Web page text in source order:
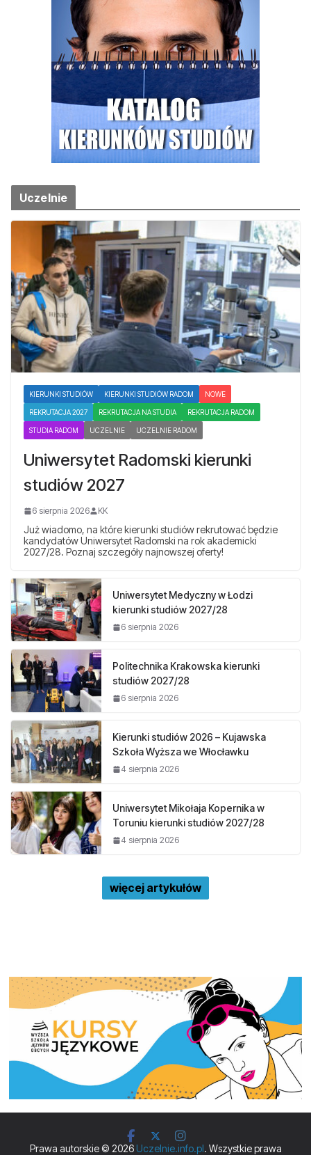
Uczelnie
KIERUNKI STUDIÓW KIERUNKI STUDIÓW RADOM NOWE
REKRUTACJA 2027 REKRUTACJA NA STUDIA REKRUTACJA RADOM
STUDIA RADOM UCZELNIE UCZELNIE RADOM
Uniwersytet Radomski kierunki
studiów 2027
6 sierpnia 2026 KK
Już wiadomo, na które kierunki studiów rekrutować będzie
kandydatów Uniwersytet Radomski na rok akademicki
2027/28. Poznaj szczegóły najnowszej oferty!
Uniwersytet Medyczny w Łodzi
kierunki studiów 2027/28
6 sierpnia 2026
Politechnika Krakowska kierunki
studiów 2027/28
6 sierpnia 2026
Kierunki studiów 2026 – Kujawska
Szkoła Wyższa we Włocławku
4 sierpnia 2026
Uniwersytet Mikołaja Kopernika w
Toruniu kierunki studiów 2027/28
4 sierpnia 2026
więcej artykułów
Prawa autorskie © 2026 Uczelnie.info.pl. Wszystkie prawa